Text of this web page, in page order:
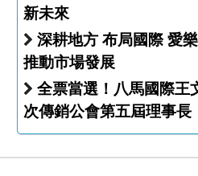
新未來
深耕地方 布局國際 愛樂唯Alfawise「雙軌」
推動市場發展
全票當選！八馬國際王
次傳銷公會第五屆理事長